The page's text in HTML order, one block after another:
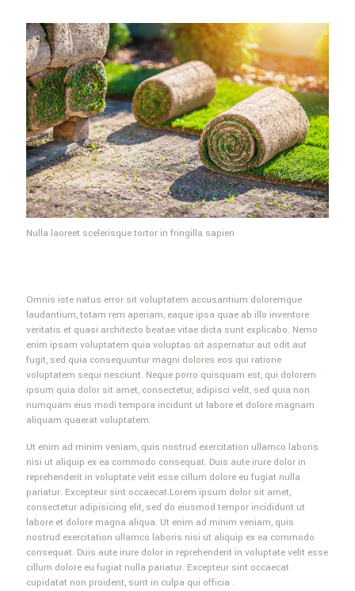
Nulla laoreet scelerisque tortor in fringilla sapien
Omnis iste natus error sit voluptatem accusantium doloremque
laudantium, totam rem aperiam, eaque ipsa quae ab illo inventore
veritatis et quasi architecto beatae vitae dicta sunt explicabo. Nemo
enim ipsam voluptatem quia voluptas sit aspernatur aut odit aut
fugit, sed quia consequuntur magni dolores eos qui ratione
voluptatem sequi nesciunt. Neque porro quisquam est, qui dolorem
ipsum quia dolor sit amet, consectetur, adipisci velit, sed quia non
numquam eius modi tempora incidunt ut labore et dolore magnam
aliquam quaerat voluptatem.
Ut enim ad minim veniam, quis nostrud exercitation ullamco laboris
nisi ut aliquip ex ea commodo consequat. Duis aute irure dolor in
reprehenderit in voluptate velit esse cillum dolore eu fugiat nulla
pariatur. Excepteur sint occaecat.Lorem ipsum dolor sit amet,
consectetur adipisicing elit, sed do eiusmod tempor incididunt ut
labore et dolore magna aliqua. Ut enim ad minim veniam, quis
nostrud exercitation ullamco laboris nisi ut aliquip ex ea commodo
consequat. Duis aute irure dolor in reprehenderit in voluptate velit esse
cillum dolore eu fugiat nulla pariatur. Excepteur sint occaecat
cupidatat non proident, sunt in culpa qui officia .